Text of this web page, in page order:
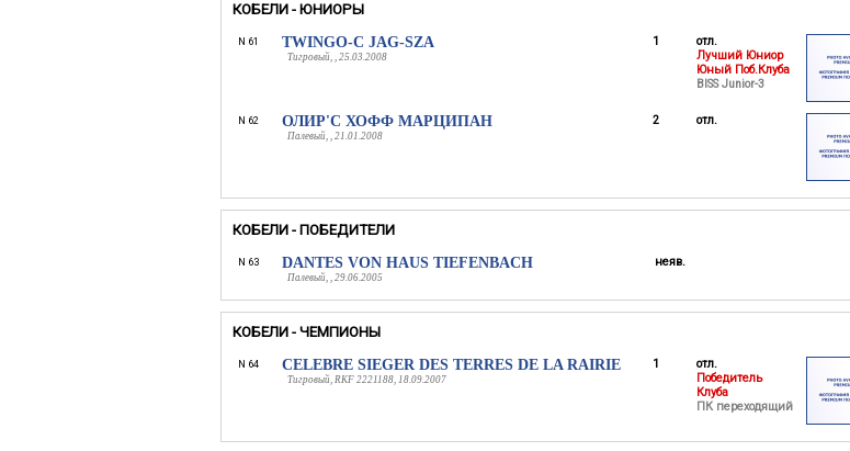
КОБЕЛИ - ЮНИОРЫ
N 61 TWINGO-C JAG-SZA
Тигровый, , 25.03.2008
1
отл.
Лучший Юниор
Юный Поб.Клуба
BISS Junior-3
N 62 ОЛИР'С ХОФФ МАРЦИПАН
Палевый, , 21.01.2008
2 отл.
КОБЕЛИ - ПОБЕДИТЕЛИ
N 63 DANTES VON HAUS TIEFENBACH
Палевый, , 29.06.2005
неяв.
КОБЕЛИ - ЧЕМПИОНЫ
N 64 CЕLEBRE SIEGER DES TERRES DE LA RAIRIE
Тигровый, RKF 2221188, 18.09.2007
1
отл.
Победитель
Клуба
ПК переходящий